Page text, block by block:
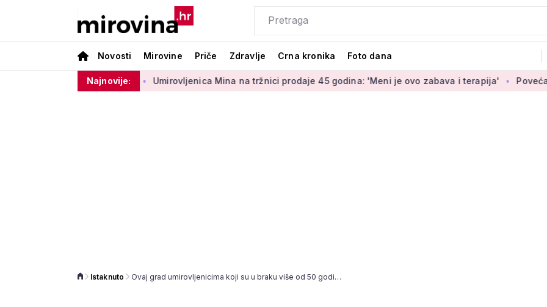
Novosti Mirovine Priče Zdravlje Crna kronika Foto dana
Najnovije:
Umirovljenica Mina na tržnici prodaje 45 godina: 'Meni je ovo zabava i terapija' Povećanje
Istaknuto Ovaj grad umirovljenicima koji su u braku više od 50 godina nudi posebnu proslavu ljubavi za Valentinovo